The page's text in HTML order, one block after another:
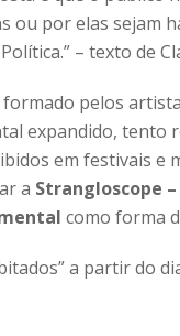
ou por elas sejam
– texto de
pelos
expandido, tento
em festivais e
a Strangloscope
como forma
a partir do